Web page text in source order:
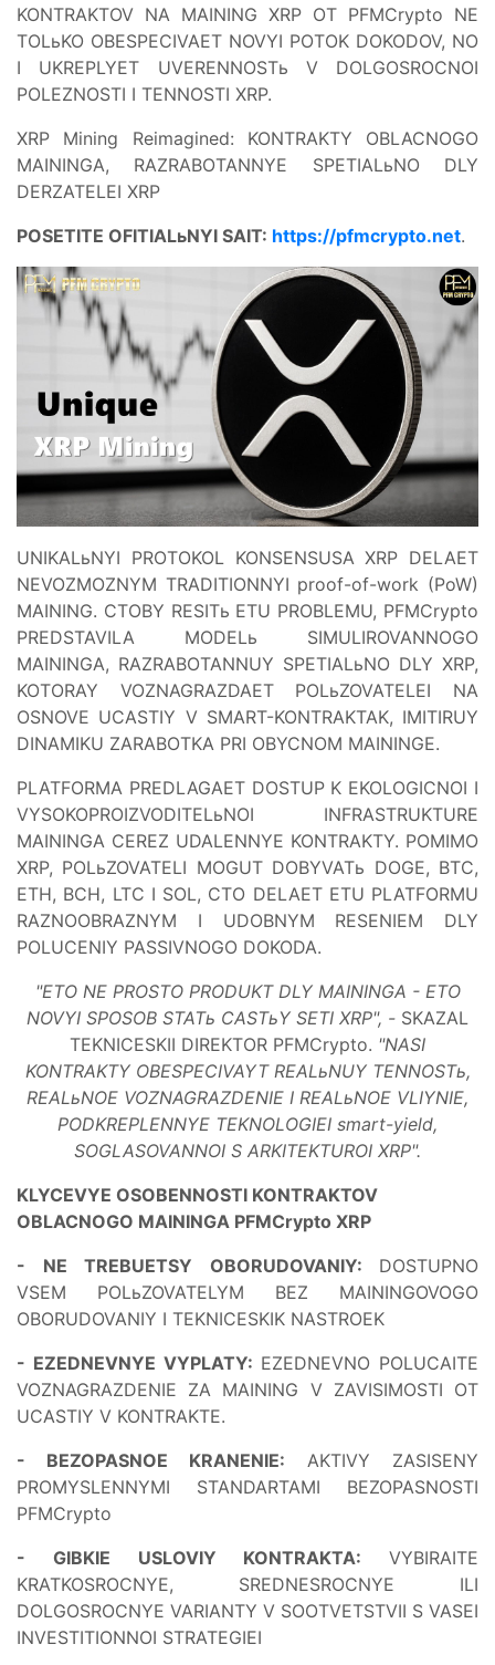
KONTRAKTOV NA MAINING XRP OT PFMCrypto NE
TOLьKO OBESPECIVAET NOVYI POTOK DOKODOV, NO
I UKREPLYET UVERENNOSTь V DOLGOSROCNOI
POLEZNOSTI I TENNOSTI XRP.
XRP Mining Reimagined: KONTRAKTY OBLACNOGO
MAININGA, RAZRABOTANNYE SPETIALьNO DLY
DERZATELEI XRP
POSETITE OFITIALьNYI SAIT: https://pfmcrypto.net.
UNIKALьNYI PROTOKOL KONSENSUSA XRP DELAET
NEVOZMOZNYM TRADITIONNYI proof-of-work (PoW)
MAINING. CTOBY RESITь ETU PROBLEMU, PFMCrypto
PREDSTAVILA MODELь SIMULIROVANNOGO
MAININGA, RAZRABOTANNUY SPETIALьNO DLY XRP,
KOTORAY VOZNAGRAZDAET POLьZOVATELEI NA
OSNOVE UCASTIY V SMART-KONTRAKTAK, IMITIRUY
DINAMIKU ZARABOTKA PRI OBYCNOM MAININGE.
PLATFORMA PREDLAGAET DOSTUP K EKOLOGICNOI I
VYSOKOPROIZVODITELьNOI INFRASTRUKTURE
MAININGA CEREZ UDALENNYE KONTRAKTY. POMIMO
XRP, POLьZOVATELI MOGUT DOBYVATь DOGE, BTC,
ETH, BCH, LTC I SOL, CTO DELAET ETU PLATFORMU
RAZNOOBRAZNYM I UDOBNYM RESENIEM DLY
POLUCENIY PASSIVNOGO DOKODA.
"ETO NE PROSTO PRODUKT DLY MAININGA - ETO
NOVYI SPOSOB STATь CASTьY SETI XRP", - SKAZAL
TEKNICESKII DIREKTOR PFMCrypto. "NASI
KONTRAKTY OBESPECIVAYT REALьNUY TENNOSTь,
REALьNOE VOZNAGRAZDENIE I REALьNOE VLIYNIE,
PODKREPLENNYE TEKNOLOGIEI smart-yield,
SOGLASOVANNOI S ARKITEKTUROI XRP".
KLYCEVYE OSOBENNOSTI KONTRAKTOV
OBLACNOGO MAININGA PFMCrypto XRP
- NE TREBUETSY OBORUDOVANIY: DOSTUPNO
VSEM POLьZOVATELYM BEZ MAININGOVOGO
OBORUDOVANIY I TEKNICESKIK NASTROEK
- EZEDNEVNYE VYPLATY: EZEDNEVNO POLUCAITE
VOZNAGRAZDENIE ZA MAINING V ZAVISIMOSTI OT
UCASTIY V KONTRAKTE.
- BEZOPASNOE KRANENIE: AKTIVY ZASISENY
PROMYSLENNYMI STANDARTAMI BEZOPASNOSTI
PFMCrypto
- GIBKIE USLOVIY KONTRAKTA: VYBIRAITE
KRATKOSROCNYE, SREDNESROCNYE ILI
DOLGOSROCNYE VARIANTY V SOOTVETSTVII S VASEI
INVESTITIONNOI STRATEGIEI